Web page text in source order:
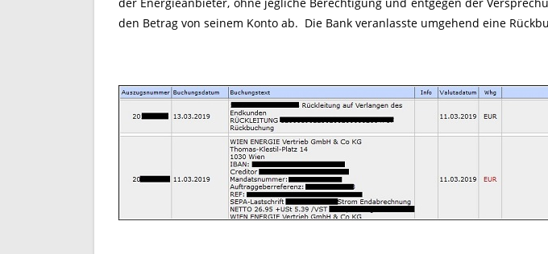
den Betrag von seinem Konto ab. Die Bank veranlasste umgehend eine